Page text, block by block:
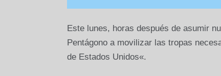
Este lunes, horas después de asumir
Pentágono a movilizar las tropas
de Estados Unidos«.